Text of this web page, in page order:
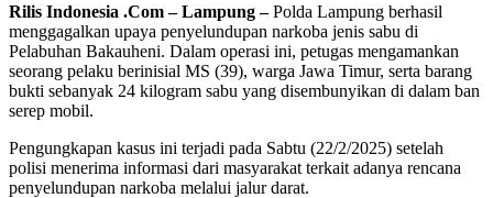
Rilis Indonesia .Com – Lampung –Polda Lampung berhasil
menggagalkan upaya penyelundupan narkoba jenis sabu di
Pelabuhan Bakauheni. Dalam operasi ini, petugas mengamankan
seorang pelaku berinisial MS (39), warga Jawa Timur, serta barang
bukti sebanyak 24 kilogram sabu yang disembunyikan di dalam ban
serep mobil.
Pengungkapan kasus ini terjadi pada Sabtu (22/2/2025) setelah
polisi menerima informasi dari masyarakat terkait adanya rencana
penyelundupan narkoba melalui jalur darat.